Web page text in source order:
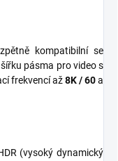
kompatibilní se
pásma pro video s
frekvencí až8K / 60a
(vysoký dynamický